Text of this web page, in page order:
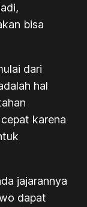
bisa
dari
hal
karena
jajarannya
dapat